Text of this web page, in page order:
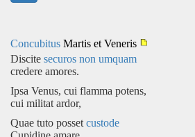
Concubitus Martis et Veneris
Discite securos non umquam
credere amores.
Ipsa Venus, cui flamma potens,
cui militat ardor,
Quae tuto posset custode